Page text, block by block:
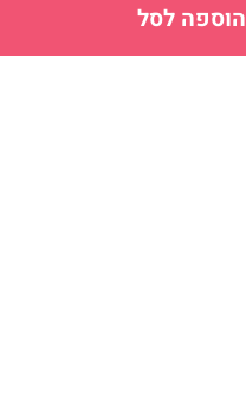
הוספה לסל